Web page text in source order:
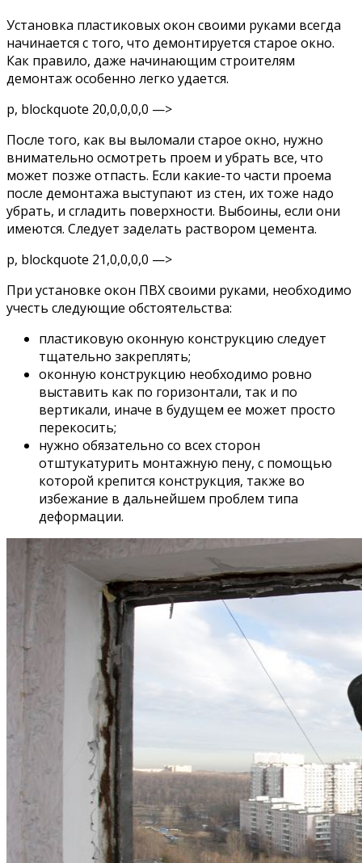
Установка пластиковых окон своими руками всегда
начинается с того, что демонтируется старое окно.
Как правило, даже начинающим строителям
демонтаж особенно легко удается.
p, blockquote 20,0,0,0,0 —>
После того, как вы выломали старое окно, нужно
внимательно осмотреть проем и убрать все, что
может позже отпасть. Если какие-то части проема
после демонтажа выступают из стен, их тоже надо
убрать, и сгладить поверхности. Выбоины, если они
имеются. Следует заделать раствором цемента.
p, blockquote 21,0,0,0,0 —>
При установке окон ПВХ своими руками, необходимо
учесть следующие обстоятельства:
пластиковую оконную конструкцию следует
тщательно закреплять;
оконную конструкцию необходимо ровно
выставить как по горизонтали, так и по
вертикали, иначе в будущем ее может просто
перекосить;
нужно обязательно со всех сторон
отштукатурить монтажную пену, с помощью
которой крепится конструкция, также во
избежание в дальнейшем проблем типа
деформации.